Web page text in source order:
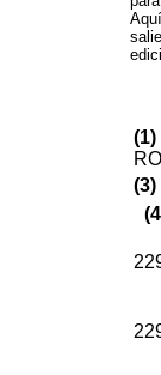
(1)
(3)